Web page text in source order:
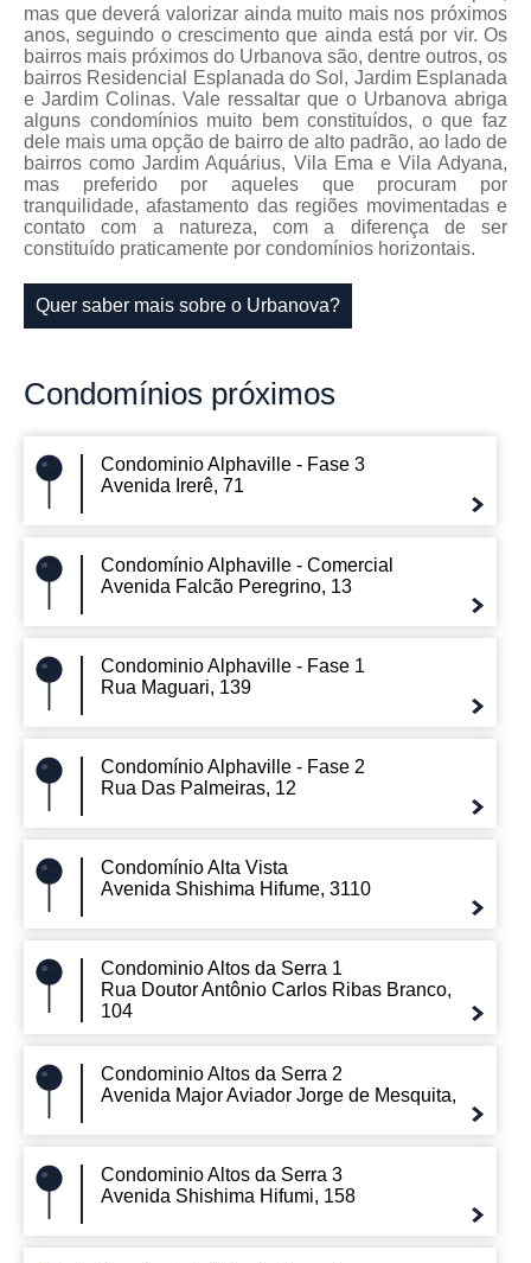
mas que deverá valorizar ainda muito mais nos próximos
anos, seguindo o crescimento que ainda está por vir. Os
bairros mais próximos do Urbanova são, dentre outros, os
bairros Residencial Esplanada do Sol, Jardim Esplanada
e Jardim Colinas. Vale ressaltar que o Urbanova abriga
alguns condomínios muito bem constituídos, o que faz
dele mais uma opção de bairro de alto padrão, ao lado de
bairros como Jardim Aquárius, Vila Ema e Vila Adyana,
mas preferido por aqueles que procuram por
tranquilidade, afastamento das regiões movimentadas e
contato com a natureza, com a diferença de ser
constituído praticamente por condomínios horizontais.
Quer saber mais sobre o Urbanova?
Condomínios próximos
Condominio Alphaville - Fase 3
Avenida Irerê, 71
Condomínio Alphaville - Comercial
Avenida Falcão Peregrino, 13
Condominio Alphaville - Fase 1
Rua Maguari, 139
Condomínio Alphaville - Fase 2
Rua Das Palmeiras, 12
Condomínio Alta Vista
Avenida Shishima Hifume, 3110
Condominio Altos da Serra 1
Rua Doutor Antônio Carlos Ribas Branco,
104
Condominio Altos da Serra 2
Avenida Major Aviador Jorge de Mesquita,
Condominio Altos da Serra 3
Avenida Shishima Hifumi, 158